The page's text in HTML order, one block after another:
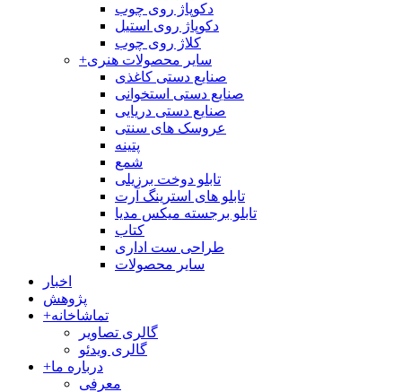
دکوپاژ روی چوب
دکوپاژ روی استیل
کلاژ روی چوب
+سایر محصولات هنری
صنایع دستی کاغذی
صنایع دستی استخوانی
صنایع دستی دریایی
عروسک های سنتی
پتینه
شمع
تابلو دوخت برزیلی
تابلو های استرینگ آرت
تابلو برجسته میکس مدیا
کتاب
طراحی ست اداری
سایر محصولات
اخبار
پژوهش
+تماشاخانه
گالری تصاویر
گالری ویدئو
+درباره ما
معرفی